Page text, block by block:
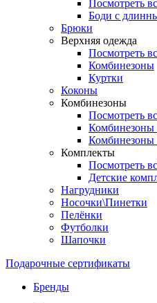
Посмотреть
Боди с
Брюки
Верхняя одежда
Посмотреть
Комбинезоны
Куртки
Коконы
Комбинезоны
Посмотреть
Комбинезоны
Комбинезоны
Комплекты
Посмотреть
Детские
Нагрудники
Носочки\Пинетки
Пелёнки
Футболки
Шапочки
Подарочные сертификаты
Бренды